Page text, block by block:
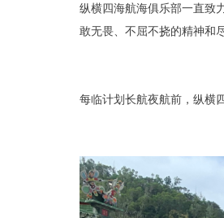
纵横四海航海俱乐部一直致
敢无畏、不屈不挠的精神和
每临计划长航夜航前， 纵横